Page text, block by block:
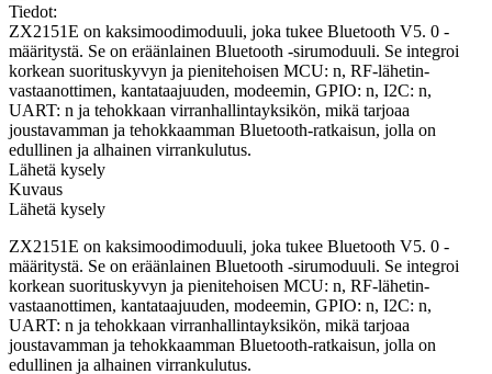
Tiedot:
ZX2151E on kaksimoodimoduuli, joka tukee Bluetooth V5. 0 -
määritystä. Se on eräänlainen Bluetooth -sirumoduuli. Se integroi
korkean suorituskyvyn ja pienitehoisen MCU: n, RF-lähetin-
vastaanottimen, kantataajuuden, modeemin, GPIO: n, I2C: n,
UART: n ja tehokkaan virranhallintayksikön, mikä tarjoaa
joustavamman ja tehokkaamman Bluetooth-ratkaisun, jolla on
edullinen ja alhainen virrankulutus.
Lähetä kysely
Kuvaus
Lähetä kysely
ZX2151E on kaksimoodimoduuli, joka tukee Bluetooth V5. 0 -
määritystä. Se on eräänlainen Bluetooth -sirumoduuli. Se integroi
korkean suorituskyvyn ja pienitehoisen MCU: n, RF-lähetin-
vastaanottimen, kantataajuuden, modeemin, GPIO: n, I2C: n,
UART: n ja tehokkaan virranhallintayksikön, mikä tarjoaa
joustavamman ja tehokkaamman Bluetooth-ratkaisun, jolla on
edullinen ja alhainen virrankulutus.